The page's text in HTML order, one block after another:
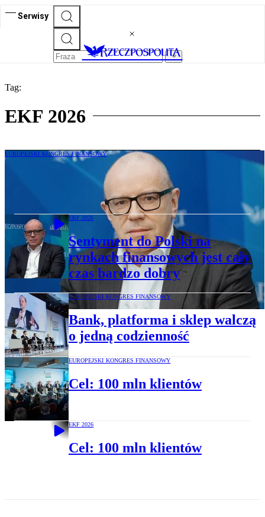
Serwisy
Tag:
EKF 2026
EUROPEJSKI KONGRES FINANSOWY
Sentyment do Polski na rynkach
finansowych jest cały czas bardzo dobry
EKF 2026
Sentyment do Polski na
rynkach finansowych jest cały
czas bardzo dobry
EUROPEJSKI KONGRES FINANSOWY
Bank, platforma i sklep walczą
o jedną codzienność
EUROPEJSKI KONGRES FINANSOWY
Cel: 100 mln klientów
EKF 2026
Cel: 100 mln klientów